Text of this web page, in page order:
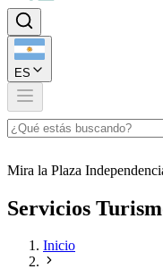
ES
Mira la Plaza
Servicios
Inicio